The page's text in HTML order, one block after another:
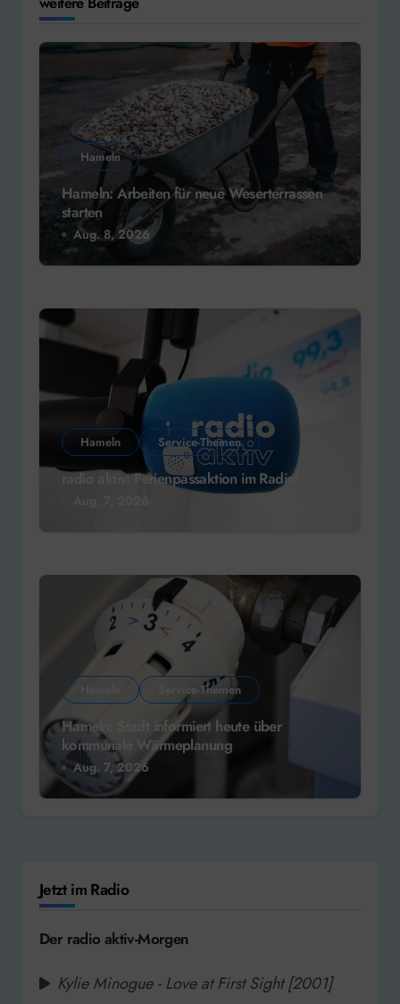
Hameln
Hameln: Arbeiten für neue Weserterrassen
starten
Aug. 8, 2026
Hameln Service-Themen
radio aktiv: Ferienpassaktion im Radio!
Service-Themen
Hameln: Stadt informiert heute über
kommunale Wärmeplanung
Aug. 7, 2026
Jetzt im Radio
Der radio aktiv-Morgen
Kylie Minogue - Love at First Sight [2001]